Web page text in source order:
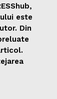
este
Din